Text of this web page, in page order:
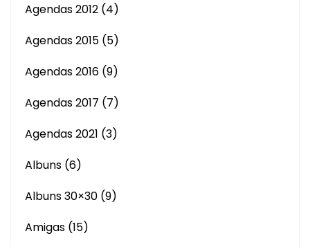
Agendas 2012 (4)
Agendas 2015 (5)
Agendas 2016 (9)
Agendas 2017 (7)
Agendas 2021 (3)
Albuns (6)
Albuns 30×30 (9)
Amigas (15)